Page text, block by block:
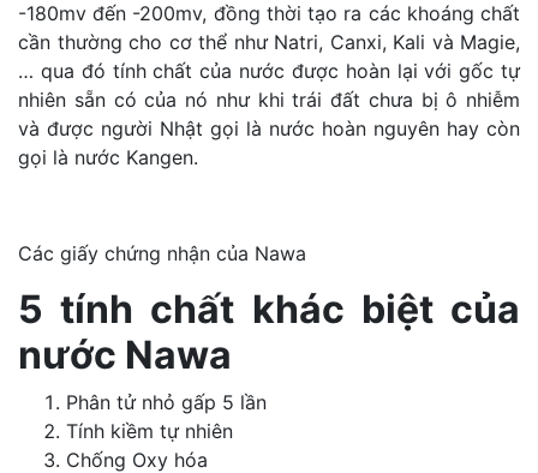
-180mv đến -200mv, đồng thời tạo ra các khoáng chất
cần thường cho cơ thể như Natri, Canxi, Kali và Magie,
… qua đó tính chất của nước được hoàn lại với gốc tự
nhiên sẵn có của nó như khi trái đất chưa bị ô nhiễm
và được người Nhật gọi là nước hoàn nguyên hay còn
gọi là nước Kangen.
Các giấy chứng nhận của Nawa
5 tính chất khác biệt của
nước Nawa
Phân tử nhỏ gấp 5 lần
Tính kiềm tự nhiên
Chống Oxy hóa